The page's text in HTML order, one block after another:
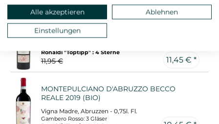
RAMITELLO ROSSO BIFERNO 2021
Di Majo Norante, Molise - 0,75l. Fl.
Ronaldi "Toptipp" : 4 Sterne
11,95 € 11,45 € *
MONTEPULCIANO D'ABRUZZO BECCO
REALE 2019 (BIO)
Vigna Madre, Abruzzen - 0,75l. Fl.
Gambero Rosso: 3 Gläser
Alle akzeptieren Ablehnen
Einstellungen